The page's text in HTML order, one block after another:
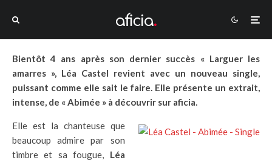
Bientôt 4 ans après son dernier succès « Larguer les
amarres », Léa Castel revient avec un nouveau single,
puissant comme elle sait le faire. Elle présente un extrait,
intense, de « Abimée » à découvrir sur aficia.
Elle est la chanteuse que
beaucoup admire par son
timbre et sa fougue, Léa